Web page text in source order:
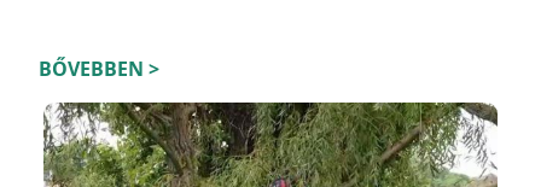
BŐVEBBEN >